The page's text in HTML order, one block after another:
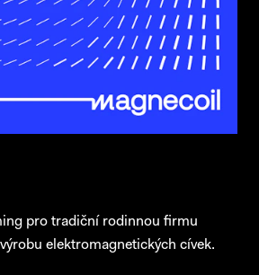
pro tradiční rodinnou firmu
elektromagnetických cívek.